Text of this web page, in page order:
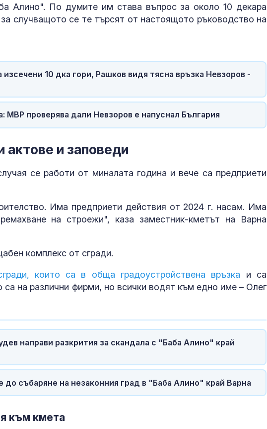
Алино". По думите им става въпрос за около 10 декара
за случващото се те търсят от настоящото ръководство на
10 дка гори, Рашков видя тясна връзка Невзоров -
МВР проверява дали Невзоров е напуснал България
и заповеди
се работи от миналата година и вече са предприети
Има предприети действия от 2024 г. насам. Има
на строежи", каза заместник-кметът на Варна
комплекс от сгради.
които са в обща градоустройствена връзка и са
на различни фирми, но всички водят към едно име – Олег
направи разкрития за скандала с "Баба Алино" край
събаряне на незаконния град в "Баба Алино" край Варна
към кмета
Китай тества Z-10 за
опасни мисии:
Как войните между
Иран и Украйна се
превърнаха в един
Меган Маркъл по
Как да изберем
протеинов шейк и за
Психология за
родители: Режимът и
чувството за
Защо рискът от